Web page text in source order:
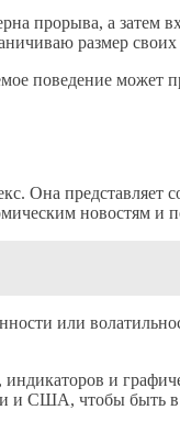
прорыва, а затем
размер
поведение может
Она
новостям и
или
и
США, чтобы быть в